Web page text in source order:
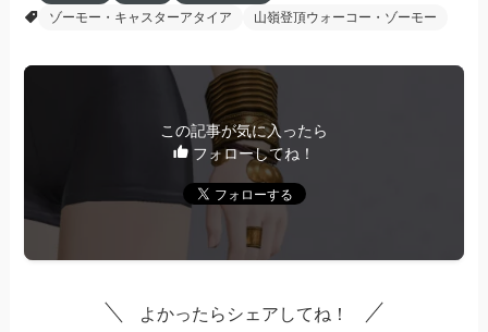
ゾーモー・キャスターアタイア
山嶺登頂ウォーコー・ゾーモー
この記事が気に入ったら
フォローしてね！
よかったらシェアしてね！